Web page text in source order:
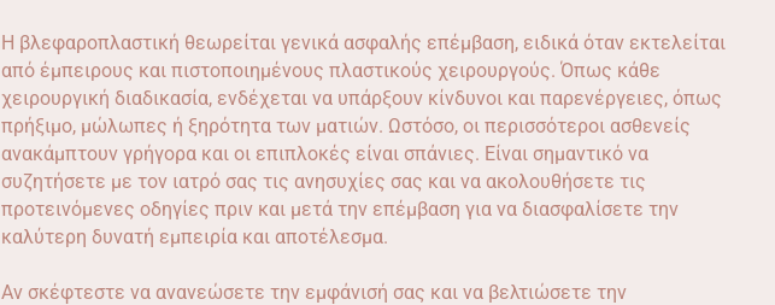
Η βλεφαροπλαστική θεωρείται γενικά ασφαλής επέμβαση, ειδικά όταν εκτελείται
από έμπειρους και πιστοποιημένους πλαστικούς χειρουργούς. Όπως κάθε
χειρουργική διαδικασία, ενδέχεται να υπάρξουν κίνδυνοι και παρενέργειες, όπως
πρήξιμο, μώλωπες ή ξηρότητα των ματιών. Ωστόσο, οι περισσότεροι ασθενείς
ανακάμπτουν γρήγορα και οι επιπλοκές είναι σπάνιες. Είναι σημαντικό να
συζητήσετε με τον ιατρό σας τις ανησυχίες σας και να ακολουθήσετε τις
προτεινόμενες οδηγίες πριν και μετά την επέμβαση για να διασφαλίσετε την
καλύτερη δυνατή εμπειρία και αποτέλεσμα.
Αν σκέφτεστε να ανανεώσετε την εμφάνισή σας και να βελτιώσετε την